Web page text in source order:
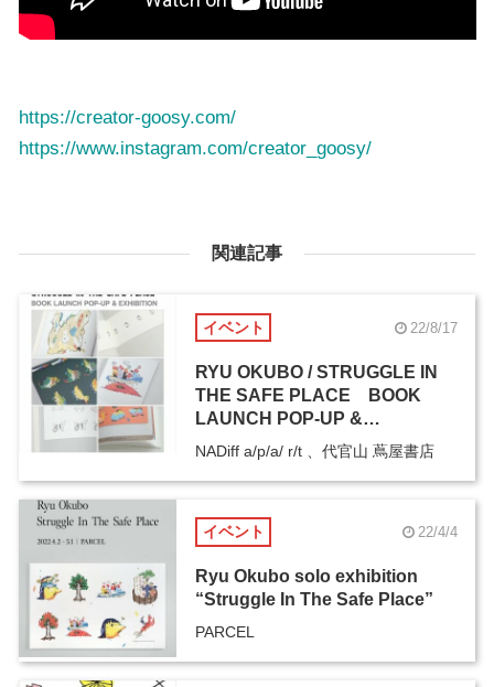
https://creator-goosy.com/
https://www.instagram.com/creator_goosy/
関連記事
イベント 22/8/17
RYU OKUBO / STRUGGLE IN
THE SAFE PLACE BOOK
LAUNCH POP-UP &
EXHIBITION
NADiff a/p/a/ r/t 、代官山 蔦屋書店
イベント 22/4/4
Ryu Okubo solo exhibition
“Struggle In The Safe Place”
PARCEL